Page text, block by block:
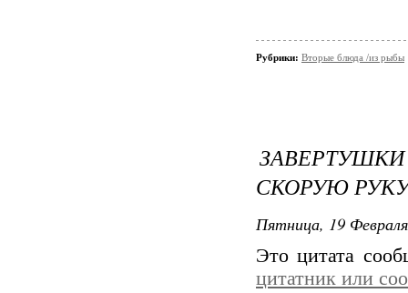
Рубрики: Вторые блюда /из рыбы
СКОРУЮ
Пятница, 19
Это цитата
цитатник или